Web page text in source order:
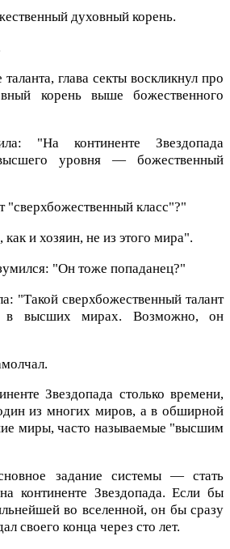
духовный корень.
глава секты воскликнул про
корень выше божественного
"На континенте Звездопада
уровня — божественный
"сверхбожественный класс"?"
и хозяин, не из этого мира".
"Он тоже попаданец?"
"Такой сверхбожественный талант
в высших мирах. Возможно, он
Звездопада столько времени,
из многих миров, а в обширной
миры, часто называемые "высшим
задание системы — стать
континенте Звездопада. Если бы
во вселенной, он бы сразу
своего конца через сто лет.